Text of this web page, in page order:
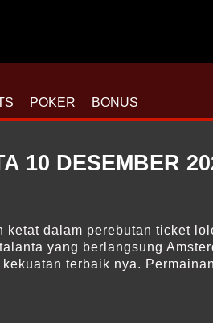
POKER BONUS
10 DESEMBER
dalam perebutan ticket
yang berlangsung
terbaik nya.